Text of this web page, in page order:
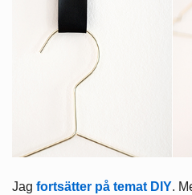
Jag fortsätter på temat DIY.